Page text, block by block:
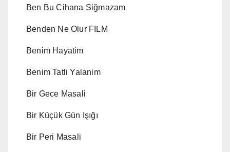
Ben Bu Cihana Siğmazam
Benden Ne Olur FILM
Benim Hayatim
Benim Tatli Yalanim
Bir Gece Masali
Bir Küçük Gün Işığı
Bir Peri Masali